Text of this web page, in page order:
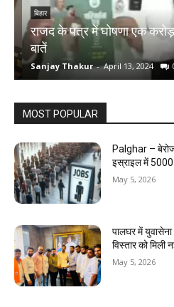
बिहार
राजद के पत्र में घोषणा एक करोड़
बातें
Sanjay Thakur - April 13, 2024 0
MOST POPULAR
Palghar –
इस्राइल में 5000
May 5, 2026
पालघर में युवासेना
विस्तार को मिली
May 5, 2026